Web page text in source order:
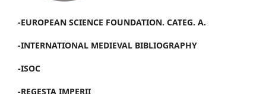
-EUROPEAN SCIENCE FOUNDATION. CATEG. A.
-INTERNATIONAL MEDIEVAL BIBLIOGRAPHY
-ISOC
-REGESTA IMPERII